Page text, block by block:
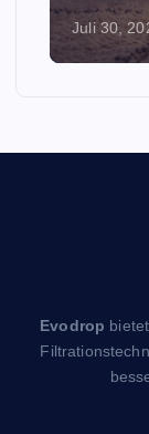
Juli 30,
Evodrop